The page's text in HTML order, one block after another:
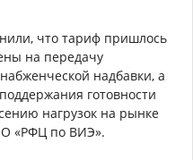
что тариф пришлось
на передачу
надбавки, а
готовности
нагрузок на рынке
«РФЦ по ВИЭ».